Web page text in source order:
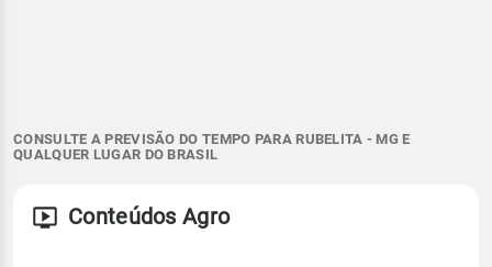
CONSULTE A PREVISÃO DO TEMPO PARA RUBELITA - MG E
QUALQUER LUGAR DO BRASIL
Conteúdos Agro